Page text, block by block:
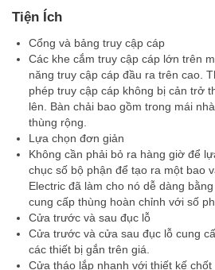
Tiện Ích
Cổng và bảng truy cập cáp
Các khe cắm truy cập cáp lớn trên
năng truy cập cáp đầu ra trên cao.
phép truy cập cáp không bị cản trở
lên. Bàn chải bao gồm trong mái
thùng rộng.
Lựa chọn đơn giản
Không cần phải bỏ ra hàng giờ để
chục số bộ phận để tạo ra một bao
Electric đã làm cho nó dễ dàng
cung cấp thùng hoàn chỉnh với số
Cửa trước và sau đục lỗ
Cửa trước và cửa sau đục lỗ cung
các thiết bị gắn trên giá.
Cửa tháo lắp nhanh với thiết kế chốt